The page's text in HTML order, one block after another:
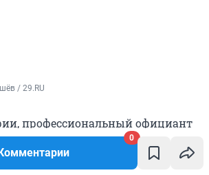
0
/ 29.RU
профессиональный официант
высоким уровнем
независимо от размера